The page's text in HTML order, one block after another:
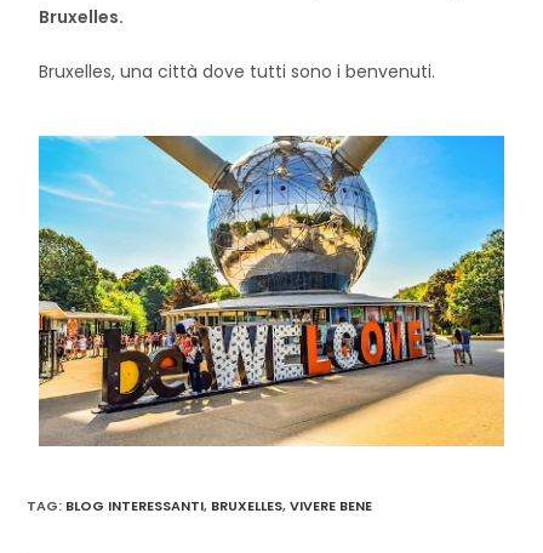
Bruxelles.
Bruxelles, una città dove tutti sono i benvenuti.
TAG: BLOG INTERESSANTI, BRUXELLES, VIVERE BENE